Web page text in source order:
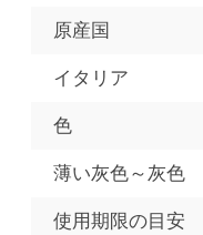
原産国
イタリア
色
薄い灰色～灰色
使用期限の目安